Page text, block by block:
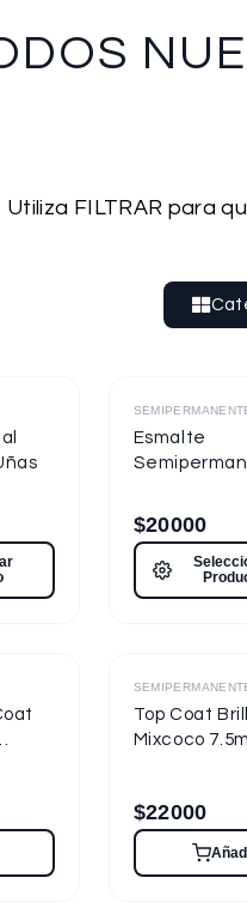
Utiliza FILTRAR para
Destacado
Esmalte
7.5ml Nueva
$20000
Destacado
Top Coat
Mixcoco
$22000